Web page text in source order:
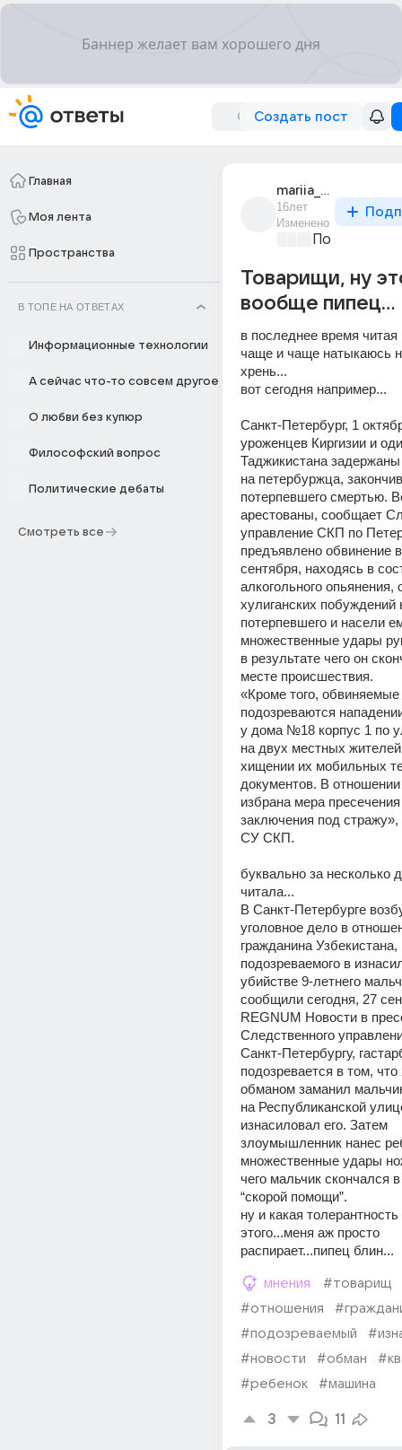
Создать пост
Главная
Моя лента
Пространства
В ТОПЕ НА ОТВЕТАХ
Информационные технологии
А сейчас что-то совсем другое
О любви без купюр
Философский вопрос
Политические дебаты
Смотреть все
mariia_13408
16лет
Изменено
Товарищи, ну
вообще пипец...
в последнее время читая
чаще и чаще натыкаюсь
хрень...
вот сегодня например...
Санкт-Петербург, 1
уроженцев Киргизии и
Таджикистана
на петербуржца,
потерпевшего смертью.
арестованы, сообщает
управление СКП по
предъявлено обвинение
сентября, находясь в
алкогольного опьянения,
хулиганских побуждений
потерпевшего и насели
множественные удары
в результате чего он
месте происшествия.
«Кроме того, обвиняемые
подозреваются
у дома №18 корпус 1 по
на двух местных
хищении их мобильных
документов. В
избрана мера
заключения под
СУ СКП.
буквально за несколько
читала...
В Санкт-Петербурге
уголовное дело в
гражданина Узбекистана,
подозреваемого в
убийстве 9-летнего
сообщили сегодня, 27
REGNUM Новости в
Следственного
Санкт-Петербургу,
подозревается в том,
обманом заманил
на Республиканской
изнасиловал его. Затем
злоумышленник нанес
множественные удары
чего мальчик скончался
“скорой помощи”.
ну и какая
этого...меня аж просто
распирает...пипец блин...
мнения
#товарищ
#отношения
#подозреваемый
#новости
#обман
#ребенок
#машина
3 11